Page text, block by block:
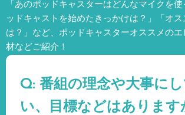
「あのポッドキャスターはどんなマイクを
ッドキャストを始めたきっかけは？」「オス
は？」など、 ポッドキャスターオススメの
材などご紹介！
Q: 番組の理念や大事に
い、目標などはあります